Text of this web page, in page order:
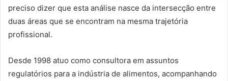
preciso dizer que esta análise nasce da intersecção entre
duas áreas que se encontram na mesma trajetória
profissional.
Desde 1998 atuo como consultora em assuntos
regulatórios para a indústria de alimentos, acompanhando